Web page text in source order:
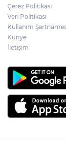
Çerez Politikası
Veri Politikası
Kullanım
Künye
İletişim